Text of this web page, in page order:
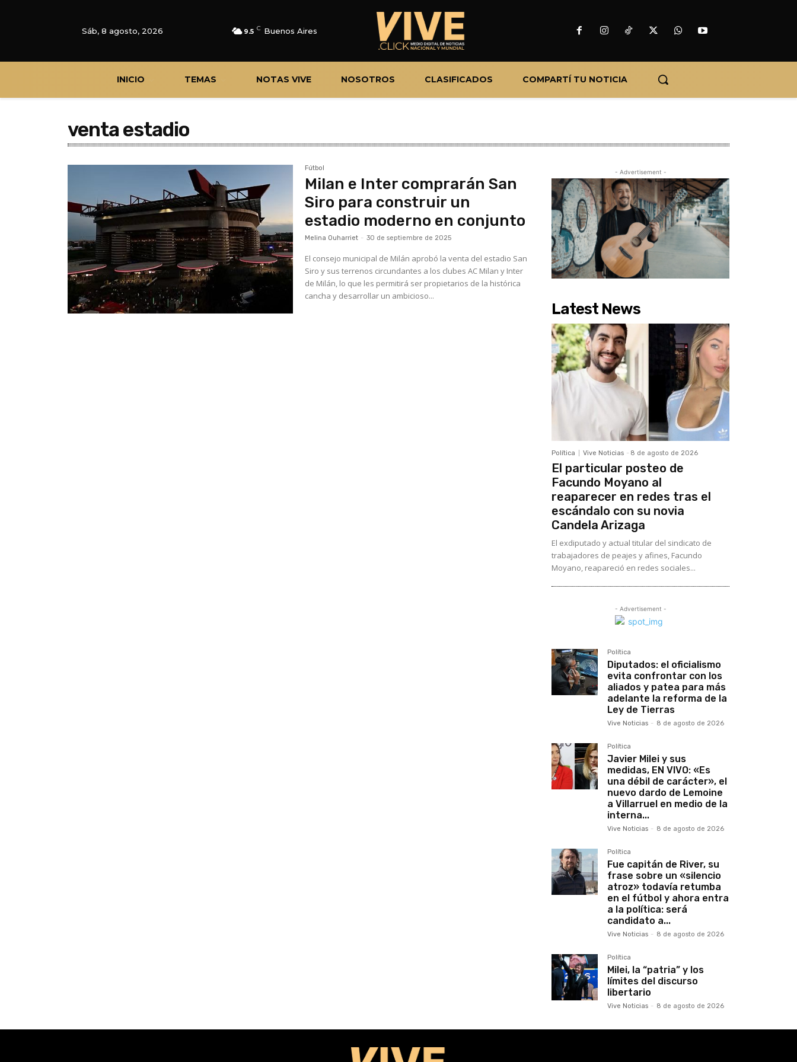
Sáb, 8 agosto, 2026 9.5 C Buenos Aires
INICIO TEMAS NOTAS VIVE NOSOTROS CLASIFICADOS COMPARTÍ TU NOTICIA
venta estadio
Fútbol
Milan e Inter comprarán San
Siro para construir un
estadio moderno en conjunto
Melina Ouharriet - 30 de septiembre de 2025
El consejo municipal de Milán aprobó la venta del estadio San
Siro y sus terrenos circundantes a los clubes AC Milan y Inter
de Milán, lo que les permitirá ser propietarios de la histórica
cancha y desarrollar un ambicioso...
- Advertisement -
Latest News
Política Vive Noticias - 8 de agosto de 2026
El particular posteo de
Facundo Moyano al
reaparecer en redes tras el
escándalo con su novia
Candela Arizaga
El exdiputado y actual titular del sindicato de
trabajadores de peajes y afines, Facundo
Moyano, reapareció en redes sociales...
- Advertisement -
Política
Diputados: el oficialismo
evita confrontar con los
aliados y patea para más
adelante la reforma de la
Ley de Tierras
Vive Noticias - 8 de agosto de 2026
Política
Javier Milei y sus
medidas, EN VIVO: «Es
una débil de carácter», el
nuevo dardo de Lemoine
a Villarruel en medio de la
interna...
Vive Noticias - 8 de agosto de 2026
Política
Fue capitán de River, su
frase sobre un «silencio
atroz» todavía retumba
en el fútbol y ahora entra
a la política: será
candidato a...
Vive Noticias - 8 de agosto de 2026
Política
Milei, la “patria” y los
límites del discurso
libertario
Vive Noticias - 8 de agosto de 2026